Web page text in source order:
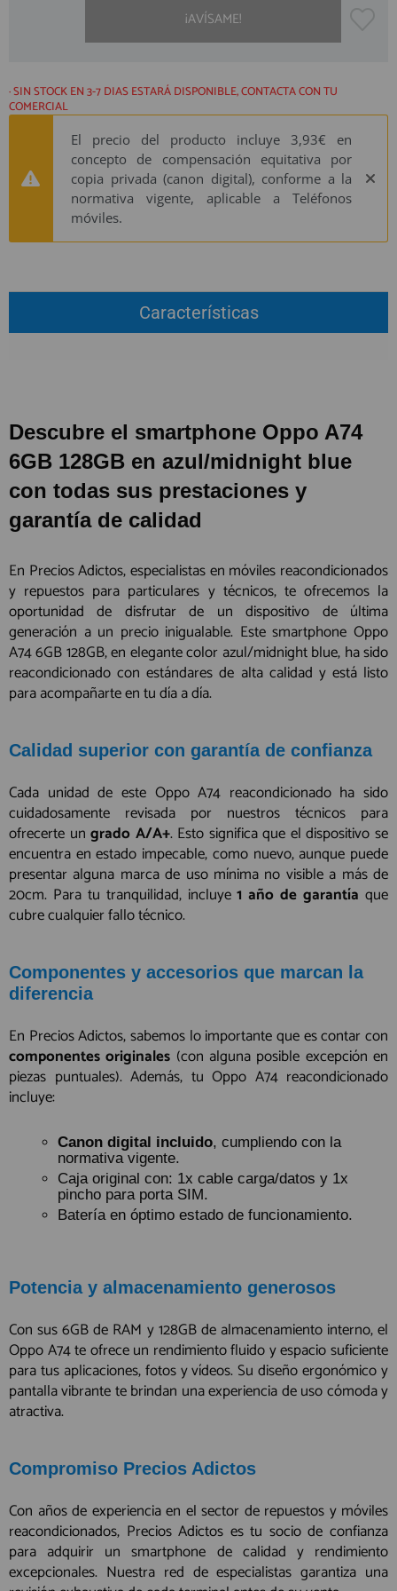
(+34)912 477 744
HORARIO de TIENDA:
Lunes a Viernes 09:30h a 20:00h
También atendemos Whatsapp
info@preciosadictos.com
REGISTRO PROFESIONAL
¡AVÍSAME!
· SIN STOCK EN 3-7 DIAS ESTARÁ DISPONIBLE, CONTACTA CON TU
COMERCIAL
El precio del producto incluye 3,93€ en
concepto de compensación equitativa por
copia privada (canon digital), conforme a la
normativa vigente, aplicable a Teléfonos
móviles.
Características
Descubre el smartphone Oppo A74
6GB 128GB en azul/midnight blue
con todas sus prestaciones y
garantía de calidad
En Precios Adictos, especialistas en móviles reacondicionados
y repuestos para particulares y técnicos, te ofrecemos la
oportunidad de disfrutar de un dispositivo de última
generación a un precio inigualable. Este smartphone Oppo
A74 6GB 128GB, en elegante color azul/midnight blue, ha sido
reacondicionado con estándares de alta calidad y está listo
para acompañarte en tu día a día.
Calidad superior con garantía de confianza
Cada unidad de este Oppo A74 reacondicionado ha sido
cuidadosamente revisada por nuestros técnicos para
ofrecerte ungrado A/A+. Esto significa que el dispositivo se
encuentra en estado impecable, como nuevo, aunque puede
presentar alguna marca de uso mínima no visible a más de
20cm. Para tu tranquilidad, incluye1 año de garantía que
cubre cualquier fallo técnico.
Componentes y accesorios que marcan la
diferencia
En Precios Adictos, sabemos lo importante que es contar con
componentes originales (con alguna posible excepción en
piezas puntuales). Además, tu Oppo A74 reacondicionado
incluye:
Canon digital incluido, cumpliendo con la
normativa vigente.
Caja original con: 1x cable carga/datos y 1x
pincho para porta SIM.
Batería en óptimo estado de funcionamiento.
Potencia y almacenamiento generosos
Con sus 6GB de RAM y 128GB de almacenamiento interno, el
Oppo A74 te ofrece un rendimiento fluido y espacio suficiente
para tus aplicaciones, fotos y vídeos. Su diseño ergonómico y
pantalla vibrante te brindan una experiencia de uso cómoda y
atractiva.
Compromiso Precios Adictos
Con años de experiencia en el sector de repuestos y móviles
reacondicionados, Precios Adictos es tu socio de confianza
para adquirir un smartphone de calidad y rendimiento
excepcionales. Nuestra red de especialistas garantiza una